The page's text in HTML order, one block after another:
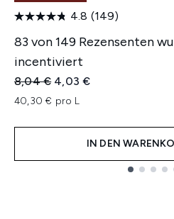
4.8 (149)
83 von 149 Rezensenten
incentiviert
Unverbindliche
8,04 € Aktueller Preis:
4,03 €
40,30 € pro L
IN DEN